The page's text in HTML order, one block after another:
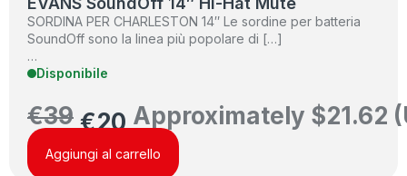
SORDINA PER CHARLESTON 14″ Le sordine per batteria
SoundOff sono la linea più popolare di […]
…
Disponibile
€39 €20 Approximately $21.62
Aggiungi al carrello